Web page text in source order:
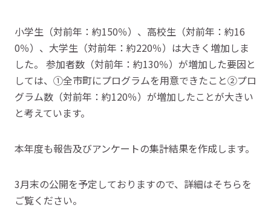
小学生（対前年：約150％）、高校生（対前年：約16
0％）、大学生（対前年：約220％）は大きく増加しま
した。 参加者数（対前年：約130％）が増加した要因と
しては、①全市町にプログラムを用意できたこと②プロ
グラム数（対前年：約120％）が増加したことが大きい
と考えています。
本年度も報告及びアンケートの集計結果を作成します。
3月末の公開を予定しておりますので、詳細はそちらを
ご覧ください。